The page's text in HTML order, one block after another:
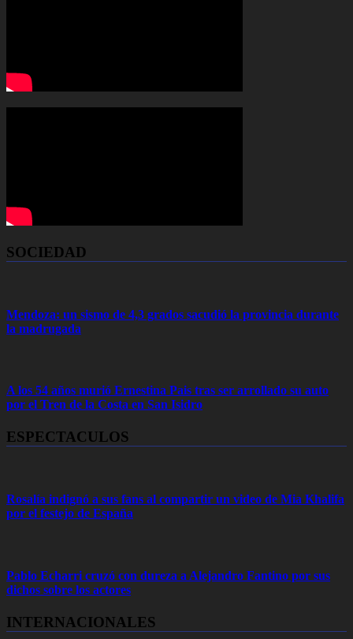
SOCIEDAD
Mendoza: un sismo de 4,3 grados sacudió la provincia durante
la madrugada
A los 54 años murió Ernestina Pais tras ser arrollado su auto
por el Tren de la Costa en San Isidro
ESPECTACULOS
Rosalía indignó a sus fans al compartir un video de Mia Khalifa
por el festejo de España
Pablo Echarri cruzó con dureza a Alejandro Fantino por sus
dichos sobre los actores
INTERNACIONALES